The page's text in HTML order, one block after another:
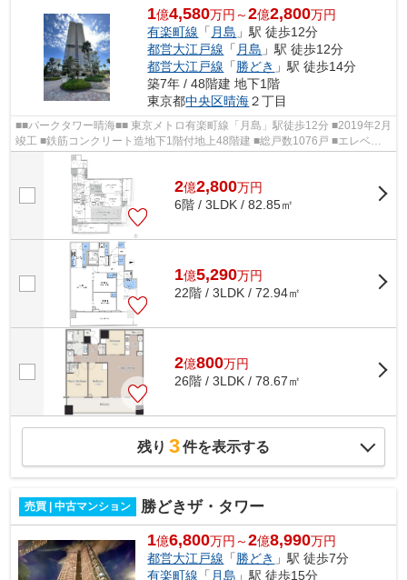
1億4,580万円～2億2,800万円
有楽町線 「 月島 」駅 徒歩12分
都営大江戸線 「 月島 」駅 徒歩12分
都営大江戸線 「 勝どき 」駅 徒歩14分
築7年 / 48階建 地下1階
東京都中央区晴海２丁目
■■パークタワー晴海■■ 東京メトロ有楽町線「月島」駅徒歩12分 ■2019年2月
竣工 ■鉄筋コンクリート造地下1階付地上48階建 ■総戸数1076戸 ■エレベー
ター12基完備 ■ダブルオートロック完...
2億2,800万円
6階 / 3LDK / 82.85㎡
1億5,290万円
22階 / 3LDK / 72.94㎡
2億800万円
26階 / 3LDK / 78.67㎡
残り 3件を表示する
売買 | 中古マンション 勝どきザ・タワー
1億6,800万円～2億8,990万円
都営大江戸線 「 勝どき 」駅 徒歩7分
有楽町線 「 月島 」駅 徒歩15分